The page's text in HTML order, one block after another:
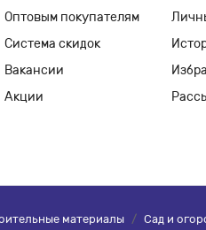
Оптовым покупателям
Система скидок
Вакансии
Акции
материалы / Сад и